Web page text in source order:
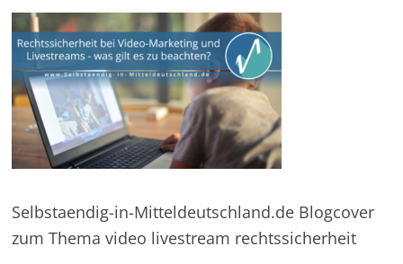
Selbstaendig-in-Mitteldeutschland.de Blogcover
zum Thema video livestream rechtssicherheit